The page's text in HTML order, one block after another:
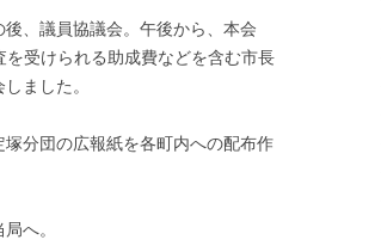
、議員協議会。午後から、本会
受けられる助成費などを含む市長
ました。
分団の広報紙を各町内への配布作
へ。